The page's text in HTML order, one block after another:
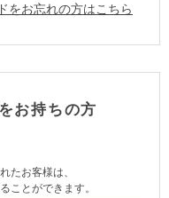
をお忘れの方はこちら
お持ちの方
たお客様は、
ことができます。